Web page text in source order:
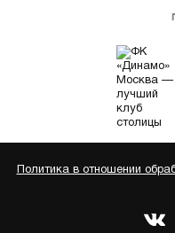
Политика в отношении